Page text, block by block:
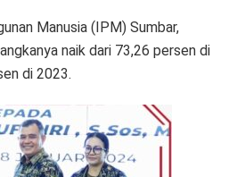
Manusia (IPM) Sumbar,
naik dari 73,26 persen di
di 2023.